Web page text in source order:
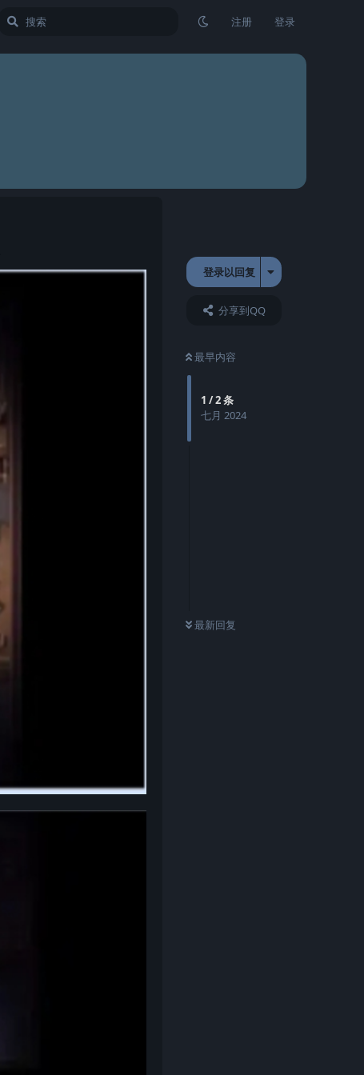
注册 登录
登录以回复
分享到QQ
最早内容
1 /2条
七月 2024
最新回复